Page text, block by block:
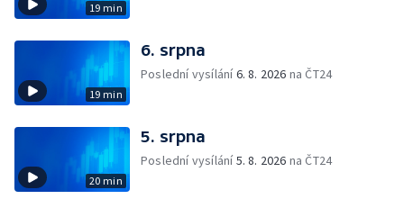
19 min
19 min
6. srpna
Poslední vysílání6. 8. 2026 na ČT24
20 min
5. srpna
Poslední vysílání5. 8. 2026 na ČT24